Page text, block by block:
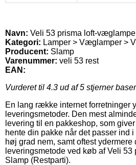
Navn: Veli 53 prisma loft-
Kategori: Lamper > Væglamper >
Producent: Slamp
Varenummer: veli 53 rest
EAN:
Vurderet til 4.3 ud af 5 stjerner
En lang række internet forretninger
leveringsmetoder. Den mest
levering til en pakkeshop, som
hente din pakke når det passer ind
høj grad nem, samt oftest
leveringsmetode ved køb af Veli
Slamp (Restparti).